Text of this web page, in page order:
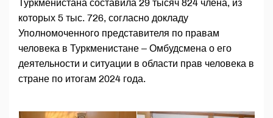
Туркменистана составила 29 тысяч 824 члена, из
которых 5 тыс. 726, согласно докладу
Уполномоченного представителя по правам
человека в Туркменистане – Омбудсмена о его
деятельности и ситуации в области прав человека в
стране по итогам 2024 года.